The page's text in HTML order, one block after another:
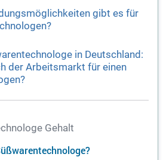
gibt es für
in Deutschland:
der Arbeitsmarkt für einen
Gehalt